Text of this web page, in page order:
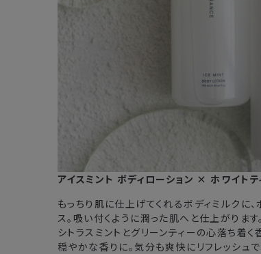
アイスミント ボディローション × ホワイト
もっちり肌に仕上げてくれるボディミルクに
ス。吸い付くように潤った肌へと仕上がります。
シトラスミントとグリーンティーの心落ち着く
穏やかな香りに。気分も爽快にリフレッシュで